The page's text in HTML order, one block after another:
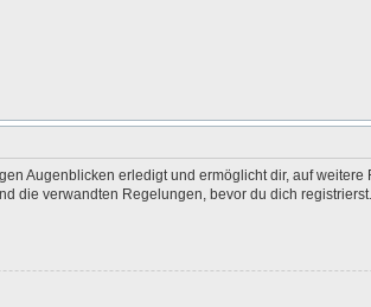
Augenblicken erledigt und ermöglicht dir, auf
die verwandten Regelungen, bevor du dich